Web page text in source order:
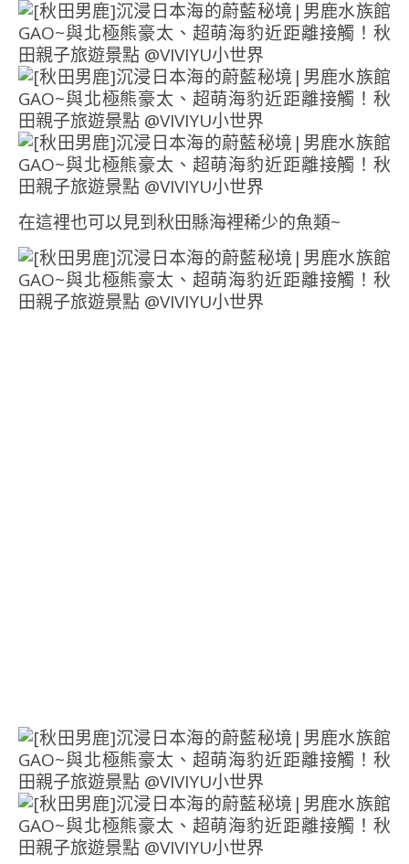
在這裡也可以見到秋田縣海裡稀少的魚類~